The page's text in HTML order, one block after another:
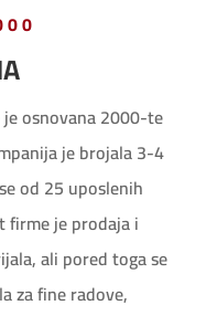
je osnovana 2000-te
je brojala 3-4
od 25 uposlenih
firme je prodaja i
ali pored toga se
za fine radove,